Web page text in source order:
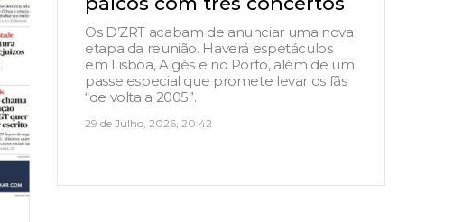
Os D’ZRT acabam de anunciar uma nova
etapa da reunião. Haverá espetáculos
em Lisboa, Algés e no Porto, além de um
passe especial que promete levar os fãs
“de volta a 2005”.
29 de Julho, 2026, 20:42